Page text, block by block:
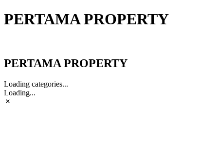
PERTAMA PROPERTY
PERTAMA PROPERTY
Loading categories...
Loading...